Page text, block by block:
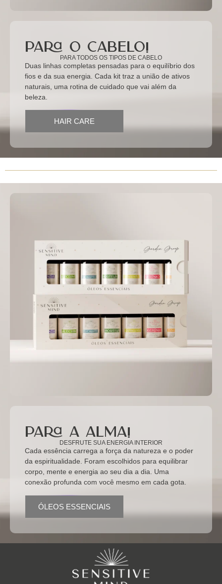
para o cabelo!
PARA TODOS OS TIPOS DE CABELO
Duas linhas completas pensadas para o equilíbrio dos
fios e da sua energia. Cada kit traz a união de ativos
naturais, uma rotina de cuidado que vai além da
beleza.
HAIR CARE
para a alma!
DESFRUTE SUA ENERGIA INTERIOR
Cada essência carrega a força da natureza e o poder
da espiritualidade. Foram escolhidos para equilibrar
corpo, mente e energia ao seu dia a dia. Uma
conexão profunda com você mesmo em cada gota.
ÓLEOS ESSENCIAIS